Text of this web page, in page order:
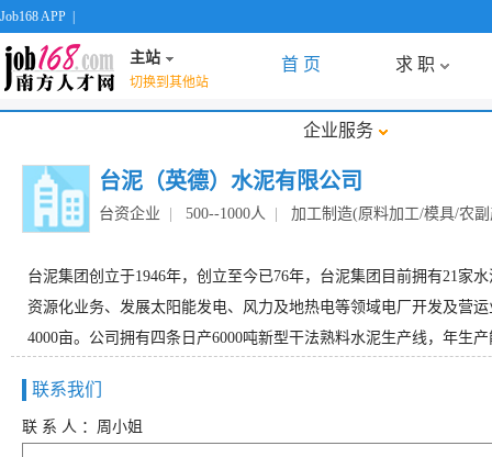
Job168 APP
主站
切换到其他站
首 页 求 职
企业服务
台泥（英德）水泥有限公司
台资企业 500--1000人 加工制造(原料加工/模具/农
台泥集团创立于1946年，创立至今已76年，台泥集团目前拥有21家
资源化业务、发展太阳能发电、风力及地热电等领域电厂开发及营
4000亩。公司拥有四条日产6000吨新型干法熟料水泥生产线，年生
联系我们
联 系 人 ：周小姐